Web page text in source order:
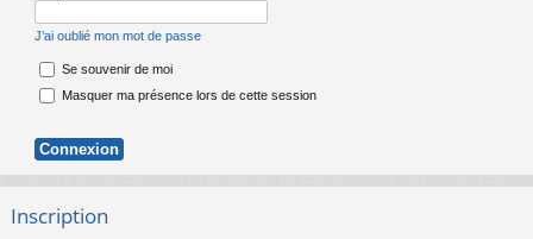
J’ai oublié mon mot de passe
Se souvenir de moi
Masquer ma présence lors de cette session
Inscription